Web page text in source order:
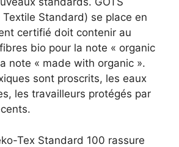
Textile Standard) se place en
certifié doit contenir au
bio pour la note « organic
note « made with organic ».
sont proscrits, les eaux
les travailleurs protégés par
Tex Standard 100 rassure